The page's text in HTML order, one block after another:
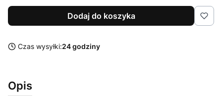
Dodaj do koszyka
Czas wysyłki:24 godziny
Opis